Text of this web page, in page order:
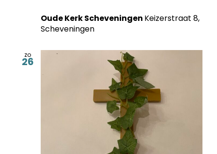
Oude Kerk Scheveningen Keizerstraat 8,
Scheveningen
zo
26